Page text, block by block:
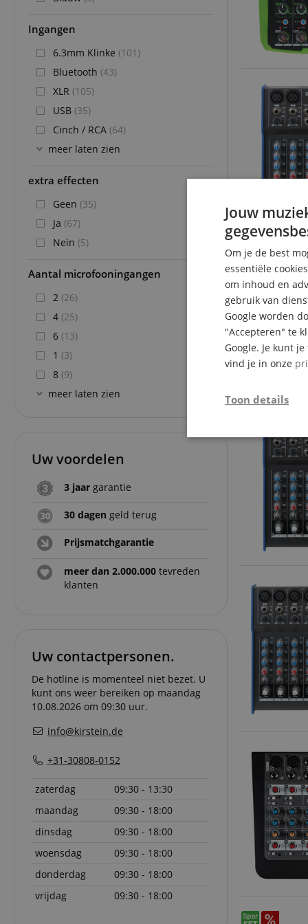
Ingangen
6.3mm Klinke (101)
Bluetooth (43)
XLR (105)
USB (35)
Cinch / RCA (64)
meer laten zien
extra effecten
Geen (35)
Ja (67)
Nein (5)
Aantal microfooningangen
2 (26)
4 (25)
6 (13)
1 (3)
8 (9)
meer laten zien
Uw voordelen
3 jaar garantie
30 dagen geld terug
Prijsmatchgarantie
meer dan 2.000.000 tevreden
klanten
Uw contactpersonen.
De hotline is momenteel niet bezet. U
kunt ons weer bereiken op maandag
10.08.2026 om 09:30 uur.
info@kirstein.de
+31-30808-0152
zaterdag
09:30 - 13:30
maandag
09:30 - 18:00
dinsdag
09:30 - 18:00
woensdag
09:30 - 18:00
donderdag
09:30 - 18:00
vrijdag
09:30 - 18:00
Jouw
Om je de best
essentiële
om inhoud en
gebruik van
Google worden
"Accepteren" te
Google. Je kunt
vind je in onze
Toon details
Strikt
noodzakelijk
Zonder strikt
session-id-apay
FPGSID
amazon-pay-
connectedAuth
session-token
sid_key
Naam
Naam